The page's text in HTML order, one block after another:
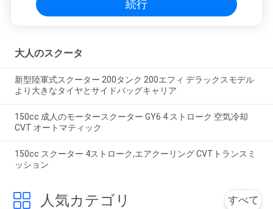
続行
大人のスクータ
新型陸軍式スクーター 200タンク 200エフィ デラックスモデル
より大きなタイヤとサイドバッグキャリア
150cc 成人のモータースクーター GY6 4 ストローク 空気冷却
CVT オートマティック
150cc スクーター 4ストローク,エアクーリング CVTトランスミ
ッション
人気カテゴリ すべて